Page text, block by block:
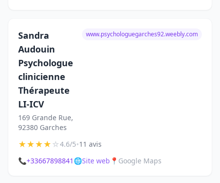
Sandra
Audouin
Psychologue
clinicienne
Thérapeute
LI-ICV
169 Grande Rue,
92380 Garches
www.psychologuegarches92.weebly.com
★★★★☆4.6/5•11 avis
📞+33667898841 🌐Site web 📍 Google Maps